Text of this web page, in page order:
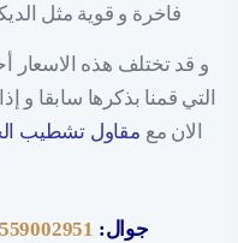
فاخرة و قوية مثل
و قد تختلف هذه الاسعار
التي قمنا بذكرها سابقا
الان مع مقاول تشطيب
جوال: